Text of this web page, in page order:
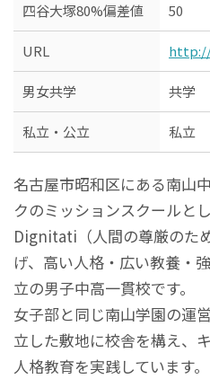
四谷大塚80%偏差値 50
URL
男女共学 共学
私立・公立 私立
名古屋市昭和区にある南山
クのミッションスクールと
Dignitati（人間の尊厳のた
げ、高い人格・広い教養・
立の男子中高一貫校です。
女子部と同じ南山学園の運
立した敷地に校舎を構え、
人格教育を実践しています。